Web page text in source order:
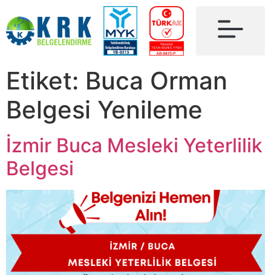
Etiket: Buca Orman
Belgesi Yenileme
İzmir Buca Mesleki Yeterlilik
Belgesi